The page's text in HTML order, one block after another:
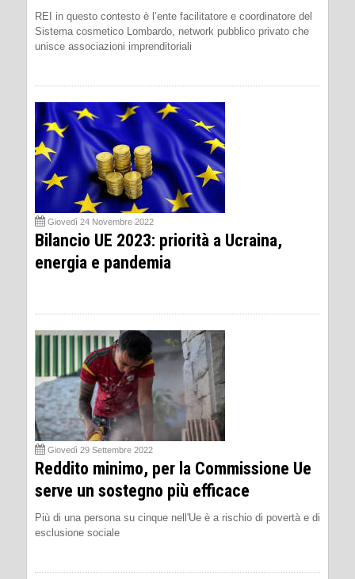
REI in questo contesto è l’ente facilitatore e coordinatore del
Sistema cosmetico Lombardo, network pubblico privato che
unisce associazioni imprenditoriali
Giovedì 24 Novembre 2022
Bilancio UE 2023: priorità a Ucraina,
energia e pandemia
Giovedì 29 Settembre 2022
Reddito minimo, per la Commissione Ue
serve un sostegno più efficace
Più di una persona su cinque nell'Ue è a rischio di povertà e di
esclusione sociale